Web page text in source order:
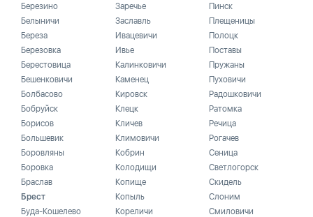
Березино
Белыничи
Береза
Березовка
Берестовица
Бешенковичи
Болбасово
Бобруйск
Борисов
Большевик
Боровляны
Боровка
Браслав
Брест
Буда-Кошелево
Заречье
Заславль
Ивацевичи
Ивье
Калинковичи
Каменец
Кировск
Клецк
Кличев
Климовичи
Кобрин
Колодищи
Копище
Копыль
Кореличи
Пинск
Плещеницы
Полоцк
Поставы
Пружаны
Пуховичи
Радошковичи
Ратомка
Речица
Рогачев
Сеница
Светлогорск
Скидель
Слоним
Смиловичи